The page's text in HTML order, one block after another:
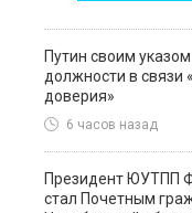
Путин своим
должности в связи
доверия»
6 часов назад
Президент ЮУТПП
стал Почетным